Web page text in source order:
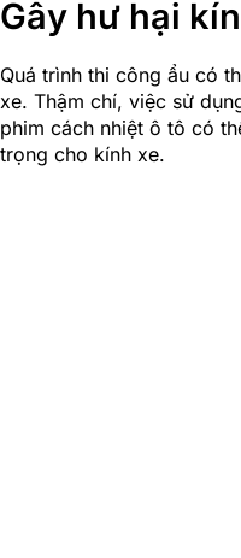
Gây hư hại
Quá trình thi công ẩu có
xe. Thậm chí, việc sử
phim cách nhiệt ô tô có
trọng cho kính xe.